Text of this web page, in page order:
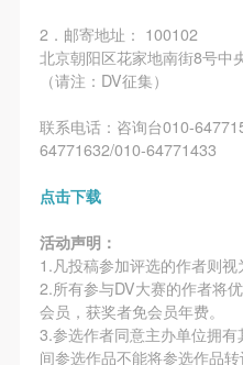
2．邮寄地址： 100102
北京朝阳区花家地南街8号中
（请注：DV征集）
联系电话：咨询台010-
64771632/010-64771433
点击下载
活动声明：
1.凡投稿参加评选的作者则视
2.所有参与DV大赛的作者将
会员，获奖者免会员年费。
3.参选作者同意主办单位拥
间参选作品不能将参选作品转